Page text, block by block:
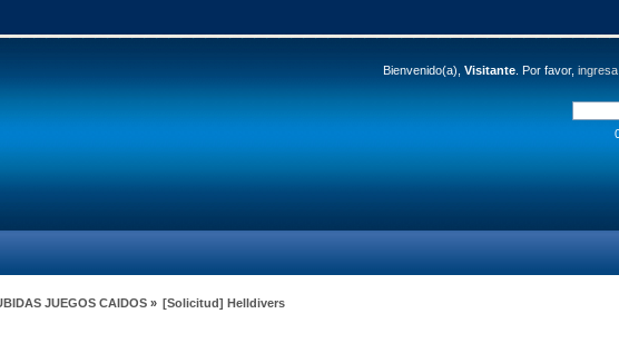
Bienvenido(a), Visitante. Por favor, ingresa
JUEGOS CAIDOS » [Solicitud] Helldivers